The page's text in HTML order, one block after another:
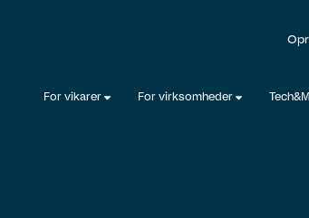
For vikarer For virksomheder